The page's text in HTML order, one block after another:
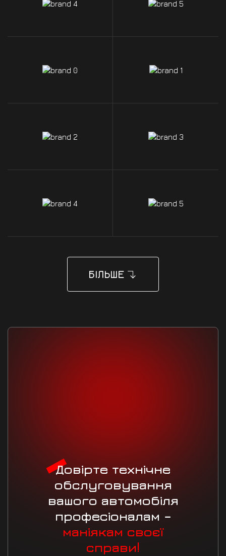
БІЛЬШЕ
Довірте технічне
обслуговування
вашого автомобіля
професіоналам –
маніякам своєї
справи!